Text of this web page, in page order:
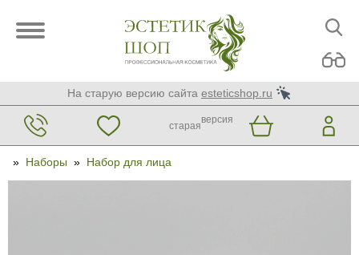
На старую версию сайта esteticshop.ru
старая
версия
» Наборы » Набор для лица